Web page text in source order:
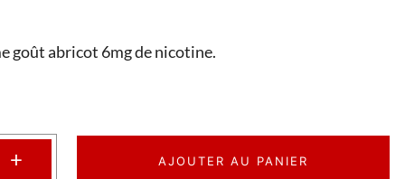
goût abricot 6mg de nicotine.
+ AJOUTER AU PANIER